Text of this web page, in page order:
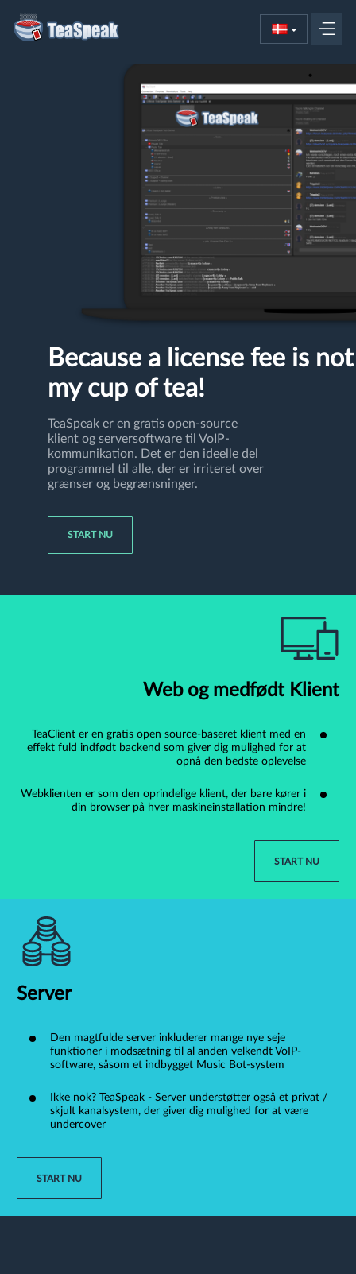
Because a license fee is not
my cup of tea!
TeaSpeak er en gratis open-source
klient og serversoftware til VoIP-
kommunikation. Det er den ideelle del
programmel til alle, der er irriteret over
grænser og begrænsninger.
START NU
Web og medfødt Klient
TeaClient er en gratis open source-baseret klient med en
effekt fuld indfødt backend som giver dig mulighed for at
opnå den bedste oplevelse
Webklienten er som den oprindelige klient, der bare kører i
din browser på hver maskineinstallation mindre!
START NU
Server
Den magtfulde server inkluderer mange nye seje
funktioner i modsætning til al anden velkendt VoIP-
software, såsom et indbygget Music Bot-system
Ikke nok? TeaSpeak - Server understøtter også et privat /
skjult kanalsystem, der giver dig mulighed for at være
undercover
START NU